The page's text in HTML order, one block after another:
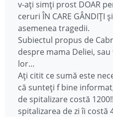
v-ați simți prost DOAR
ceruri ÎN CARE
asemenea tragedii.
Subiectul propus de
despre mama Deliei,
lor…
Ați citit ce sumă este
că sunteți f bine
de spitalizare costă
spitalizarea de zi îi costă